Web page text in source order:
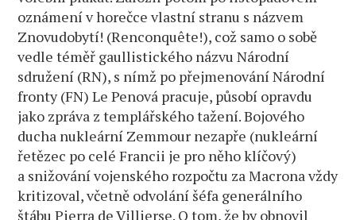
oznámení v horečce vlastní stranu s názvem
Znovudobytí! (Renconquête!), což samo o sobě
vedle téměř gaullistického názvu Národní
sdružení (RN), s nímž po přejmenování Národní
fronty (FN) Le Penová pracuje, působí opravdu
jako zpráva z templářského tažení. Bojového
ducha nukleární Zemmour nezapře (nukleární
řetězec po celé Francii je pro něho klíčový)
a snižování vojenského rozpočtu za Macrona vždy
kritizoval, včetně odvolání šéfa generálního
štábu Pierra de Villierse. O tom, že by obnovil